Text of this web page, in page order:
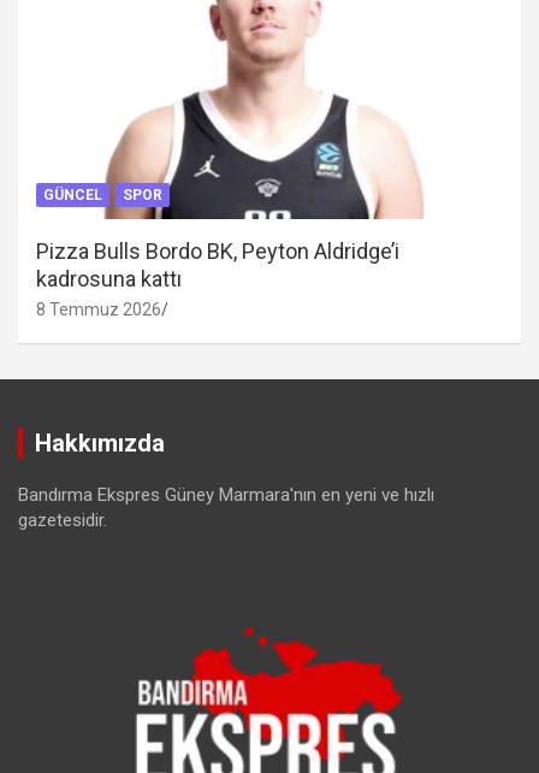
GÜNCEL SPOR
Pizza Bulls Bordo BK, Peyton Aldridge’i
kadrosuna kattı
8 Temmuz 2026
Hakkımızda
Bandırma Ekspres Güney Marmara'nın en yeni ve hızlı
gazetesidir.